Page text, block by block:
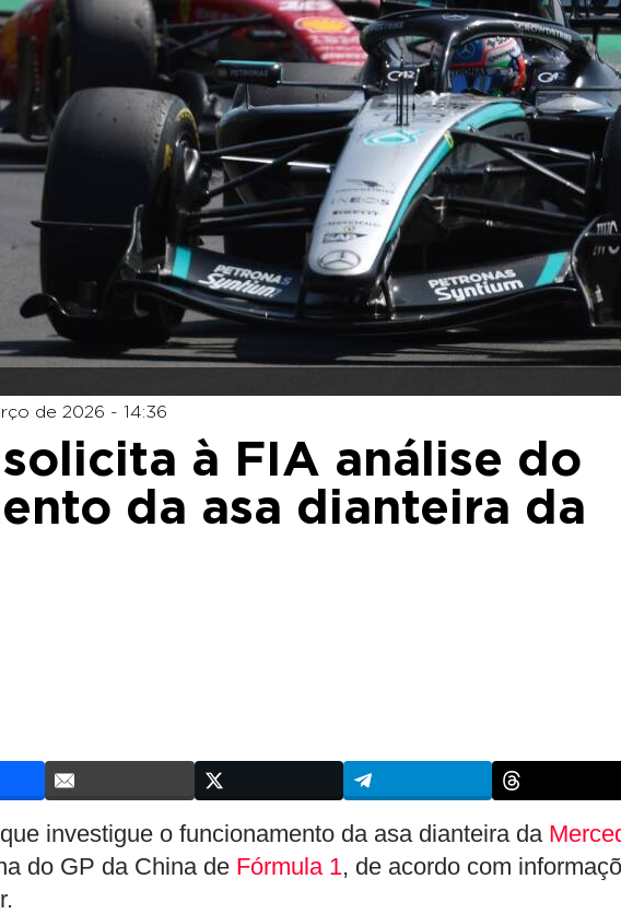
de 2026 - 14:36
solicita à FIA análise do
da asa dianteira da
investigue o funcionamento da asa dianteira da
do GP da China de Fórmula 1, de acordo com